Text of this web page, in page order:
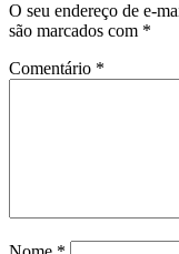
O seu endereço de e-
são marcados com *
Comentário *